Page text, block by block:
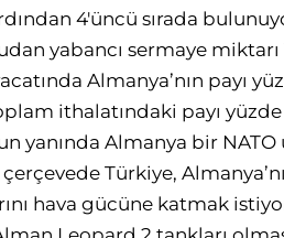
4'üncü sırada
yabancı sermaye
Almanya’nın payı
ithalatındaki payı
yanında Almanya bir NATO
çerçevede Türkiye,
hava gücüne katmak